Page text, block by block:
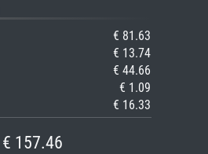
€ 81.63
€ 13.74
€ 44.66
€ 1.09
€ 16.33
€ 157.46